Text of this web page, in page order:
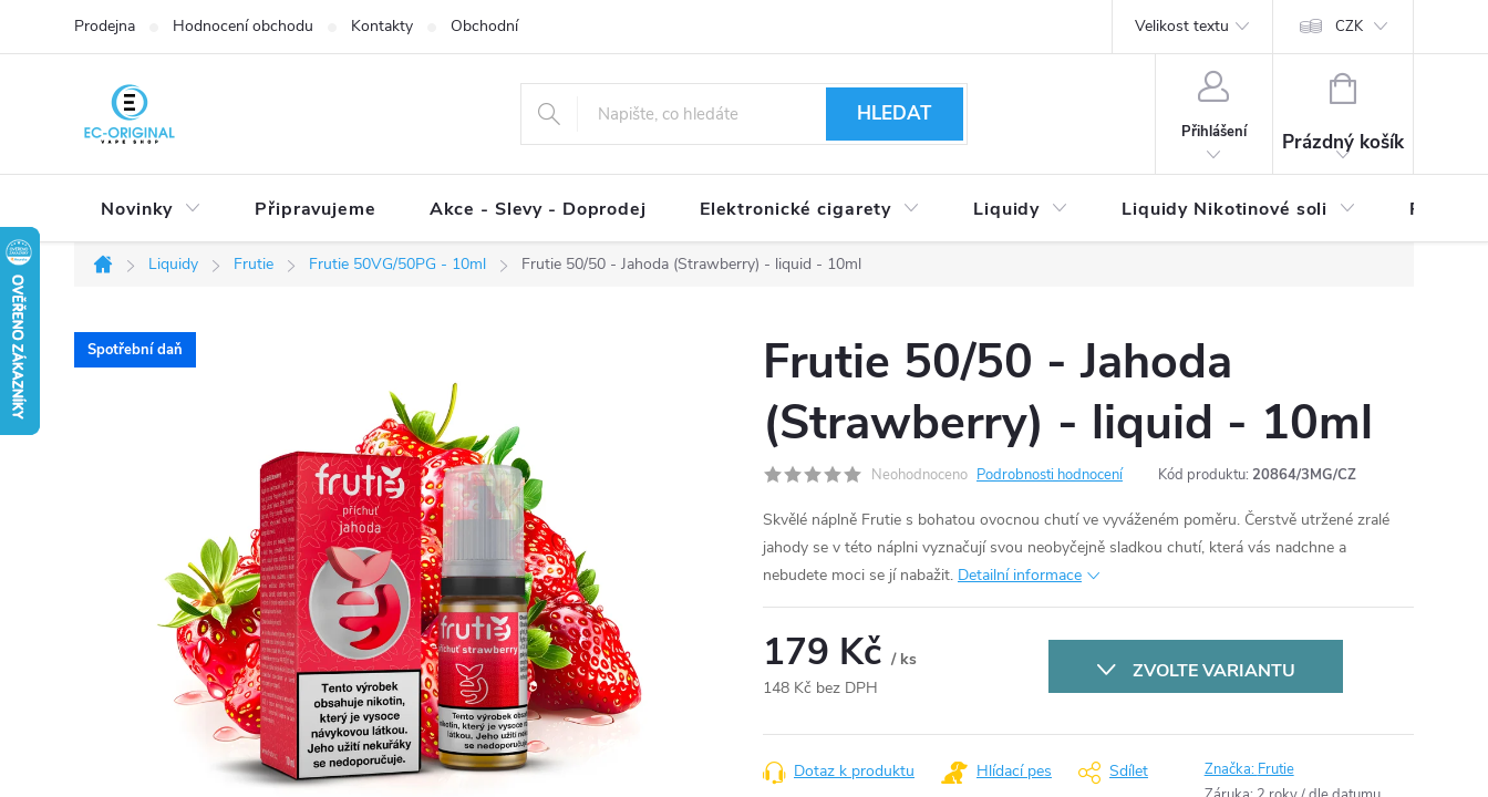
Prodejna Hodnocení obchodu Kontakty Obchodní podmínky Reklamační řád Vrácení zboží a reklamace
Velikost textu CZK
HLEDAT
Přihlášení
NÁKUPNÍ
Prázdný košík
Novinky Připravujeme Akce - Slevy - Doprodej Elektronické cigarety Liquidy Liquidy Nikotinové soli
Domů
Liquidy Frutie Frutie 50VG/50PG - 10ml Frutie 50/50 - Jahoda (Strawberry) - liquid - 10ml
Spotřební daň
Frutie 50/50 - Jahoda
(Strawberry) - liquid - 10ml
Neohodnoceno Podrobnosti hodnocení Kód produktu: 20864/3MG/CZ
Skvělé náplně Frutie s bohatou ovocnou chutí ve vyváženém poměru. Čerstvě utržené zralé
jahody se v této náplni vyznačují svou neobyčejně sladkou chutí, která vás nadchne a
nebudete moci se jí nabažit. Detailní informace
179 Kč / ks
148 Kč bez DPH
cena:
ZVOLTE VARIANTU
Dotaz k produktu Hlídací pes Sdílet Značka: Frutie